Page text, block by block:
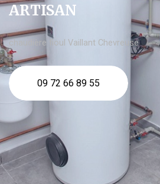
ARTISAN
chaudière fioul Vaillant Chevreuse
09 72 66 89 55